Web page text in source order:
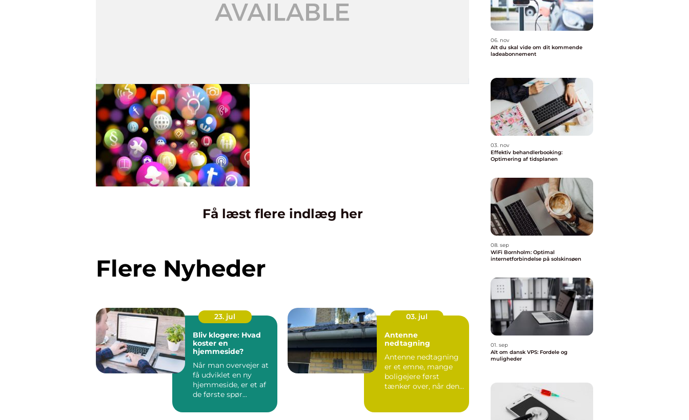
Få læst flere indlæg her
Flere Nyheder
23. jul
Bliv klogere: Hvad
koster en
hjemmeside?
Når man overvejer at
få udviklet en ny
hjemmeside, er et af
de første spør...
03. jul
Antenne
nedtagning
Antenne nedtagning
er et emne, mange
boligejere først
tænker over, når den
06. nov
Alt du skal vide om dit kommende
ladeabonnement
03. nov
Effektiv behandlerbooking:
Optimering af tidsplanen
08. sep
WiFi Bornholm: Optimal
internetforbindelse på solskinsøen
01. sep
Alt om dansk VPS: Fordele og
muligheder